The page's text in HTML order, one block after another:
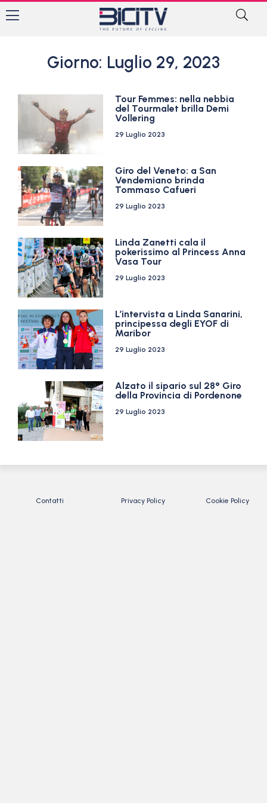
Giorno: Luglio 29, 2023
Tour Femmes: nella nebbia
del Tourmalet brilla Demi
Vollering
29 Luglio 2023
Giro del Veneto: a San
Vendemiano brinda
Tommaso Cafueri
29 Luglio 2023
Linda Zanetti cala il
pokerissimo al Princess Anna
Vasa Tour
29 Luglio 2023
L’intervista a Linda Sanarini,
principessa degli EYOF di
Maribor
29 Luglio 2023
Alzato il sipario sul 28° Giro
della Provincia di Pordenone
29 Luglio 2023
Contatti Privacy Policy Cookie Policy